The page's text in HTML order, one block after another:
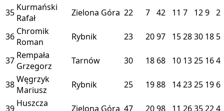
35 Kurmański
Rafał
Zielona Góra 22 7 42 11 7 129 2
36 Chromik
Roman
Rybnik 23 2097 152830 18 5
37 Rempała
Grzegorz
Tarnów 30 18 68 10 1325 164
38Węgrzyk
Mariusz
Rybnik 25 1988 142325 19 6
39 Huszcza
Zielona Góra 47 2098 11 2635 22 4